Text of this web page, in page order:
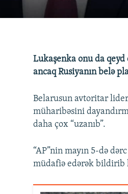
Lukaşenka onu da
ancaq Rusiyanın belə
Belarusun avtoritar
müharibəsini
daha çox “uzanıb”.
“AP”nin mayın 5-də
müdafiə edərək bildirib